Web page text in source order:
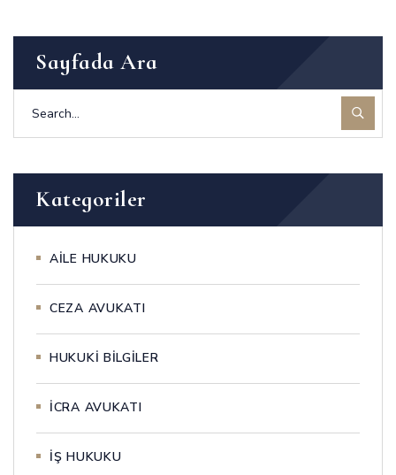
Sayfada Ara
Kategoriler
AİLE HUKUKU
CEZA AVUKATI
HUKUKİ BİLGİLER
İCRA AVUKATI
İŞ HUKUKU